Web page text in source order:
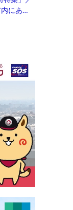
内にあ…